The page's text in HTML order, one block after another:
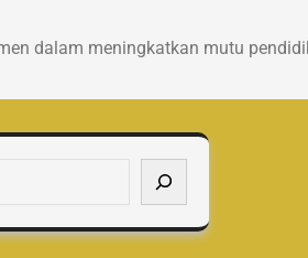
dalam meningkatkan mutu